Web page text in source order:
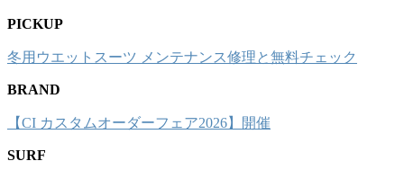
PICKUP
冬用ウエットスーツ メンテナンス修理と無料チェック
BRAND
【CI カスタムオーダーフェア2026】開催
SURF